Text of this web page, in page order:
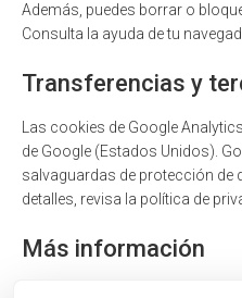
Además, puedes borrar o
Consulta la ayuda de tu
Transferencias y
Las cookies de Google
de Google (Estados Unidos).
salvaguardas de protección de
detalles, revisa la política de
Más información
Si tienes dudas o quieres